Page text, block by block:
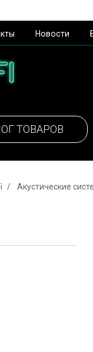
Новости
ТОВАРОВ
Акустические